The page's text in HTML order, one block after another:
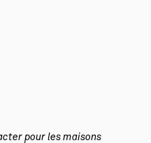
pour les maisons